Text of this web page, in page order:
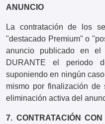
ANUNCIO
La contratación de los
"destacado Premium" o
anuncio publicado en el
DURANTE el periodo
suponiendo en ningún
mismo por finalización de
eliminación activa del
7. CONTRATACIÓN